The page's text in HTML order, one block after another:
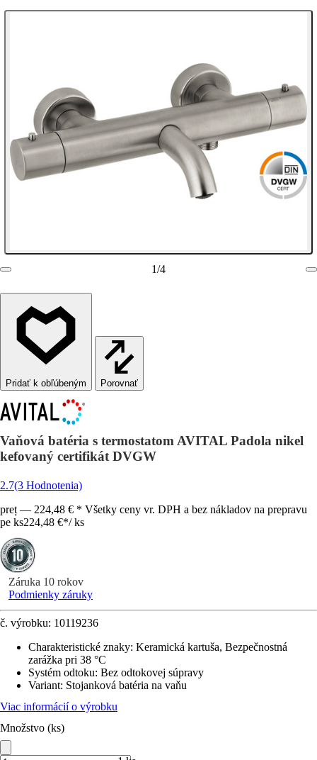
1/4
Porovnať
Vaňová batéria s termostatom AVITAL Padola nikel
kefovaný certifikát DVGW
2.7(3 Hodnotenia)
preț — 224,48 € * Všetky ceny vr. DPH a bez nákladov na prepravu
pe ks224,48 €*/ ks
Záruka 10 rokov
Podmienky záruky
č. výrobku: 10119236
Charakteristické znaky: Keramická kartuša, Bezpečnostná
zarážka pri 38 °C
Systém odtoku: Bez odtokovej súpravy
Variant: Stojanková batéria na vaňu
Viac informácií o výrobku
Množstvo (ks)